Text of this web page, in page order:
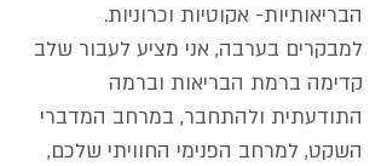
הבריאותיות- אקוטיות וכרוניות.
למבקרים בערבה, אני מציע לעבור שלב
קדימה ברמת הבריאות וברמה
התודעתית ולהתחבר, במרחב המדברי
השקט, למרחב הפנימי החוויתי שלכם,